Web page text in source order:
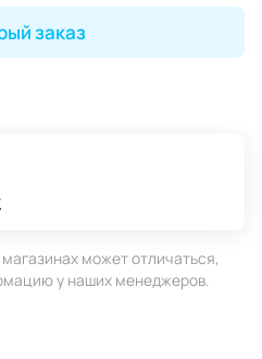
заказ
может отличаться,
у наших менеджеров.